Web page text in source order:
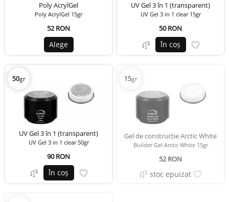
Poly AcrylGel
Poly AcrylGel 15gr
52 RON
Alege
UV Gel 3 în 1 (transparent)
UV Gel 3 in 1 clear 15gr
50 RON
În coș
50gr
UV Gel 3 în 1 (transparent)
UV Gel 3 in 1 clear 50gr
90 RON
În coș
15gr
Gel de construcție Arctic White
Builder Gel Arctic White 15gr
52 RON
stoc epuizat